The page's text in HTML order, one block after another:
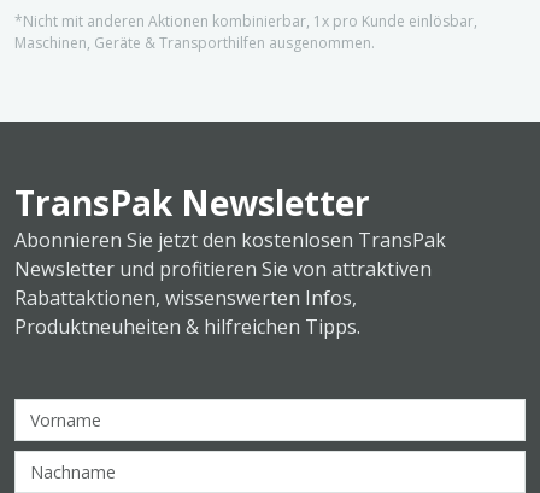
*Nicht mit anderen Aktionen kombinierbar, 1x pro Kunde einlösbar,
Maschinen, Geräte & Transporthilfen ausgenommen.
TransPak Newsletter
Abonnieren Sie jetzt den kostenlosen TransPak
Newsletter und profitieren Sie von attraktiven
Rabattaktionen, wissenswerten Infos,
Produktneuheiten & hilfreichen Tipps.